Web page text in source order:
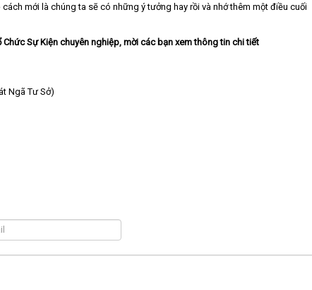
mới là chúng ta sẽ có những ý tưởng hay rồi và nhớ thêm một điều cuối
Sự Kiện chuyên nghiệp, mời các bạn xem thông tin chi tiết
Ngã Tư Sở)